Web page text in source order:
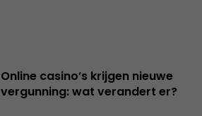
Online casino’s krijgen nieuwe
vergunning: wat verandert er?